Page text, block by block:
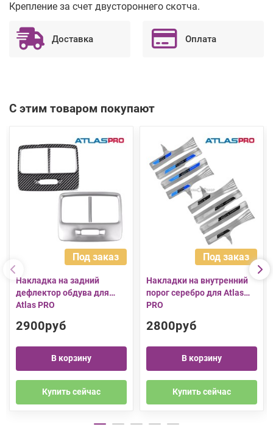
Крепление за счет двустороннего скотча.
Доставка Оплата
С этим товаром покупают
Под заказ
Накладка на задний
дефлектор обдува для
Atlas PRO
2900руб
В корзину
Купить сейчас
Под заказ
Накладки на внутренний
порог серебро для Atlas
PRO
2800руб
В корзину
Купить сейчас